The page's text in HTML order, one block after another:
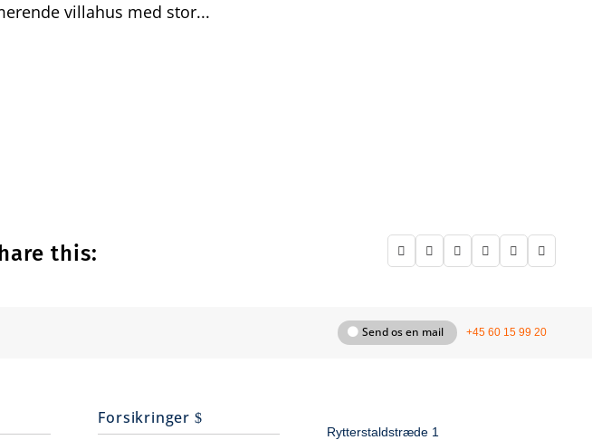
villahus med stor...
this:      
Send os en mail +45 60 15 99 20
Forsikringer
Rytterstaldstræde 1